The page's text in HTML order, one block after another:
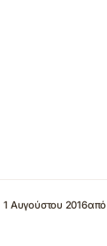
1 Αυγούστου 2016από